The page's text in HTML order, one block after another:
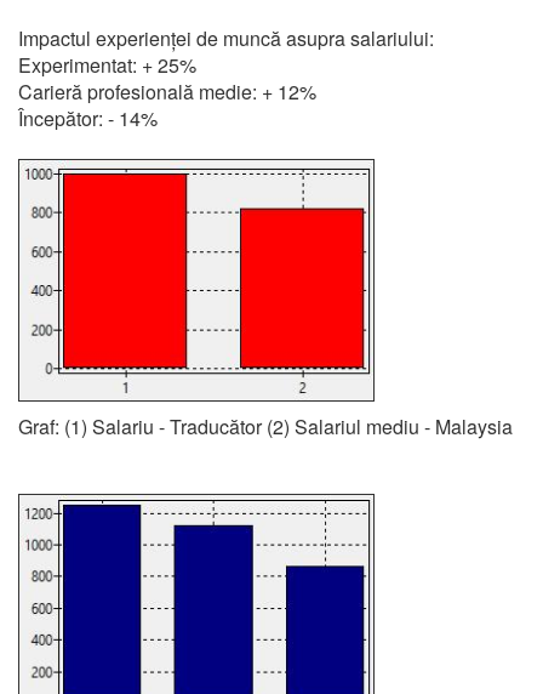
Impactul experienței de muncă asupra salariului:
Experimentat: + 25%
Carieră profesională medie: + 12%
Începător: - 14%
Graf: (1) Salariu - Traducător (2) Salariul mediu - Malaysia